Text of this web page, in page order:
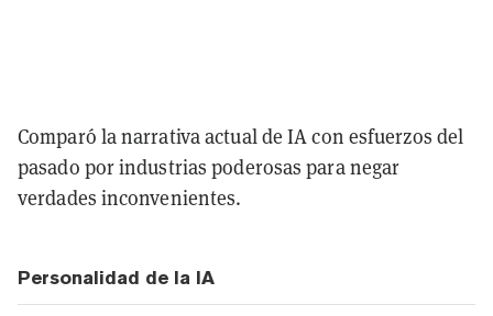
Comparó la narrativa actual de IA con esfuerzos del
pasado por industrias poderosas para negar
verdades inconvenientes.
Personalidad de la IA